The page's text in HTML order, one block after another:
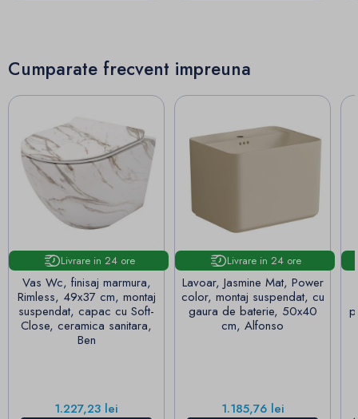
Cumparate frecvent impreuna
Livrare in 24 ore
Vas Wc, finisaj marmura,
Rimless, 49x37 cm, montaj
suspendat, capac cu Soft-
Close, ceramica sanitara,
Ben
Pret
1.227,23 lei
Livrare in 24 ore
Lavoar, Jasmine Mat, Power
color, montaj suspendat, cu
gaura de baterie, 50x40
cm, Alfonso
Pret
1.185,76 lei